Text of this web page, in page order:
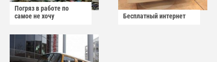
Погряз в работе по
самое не хочу
Бесплатный интернет